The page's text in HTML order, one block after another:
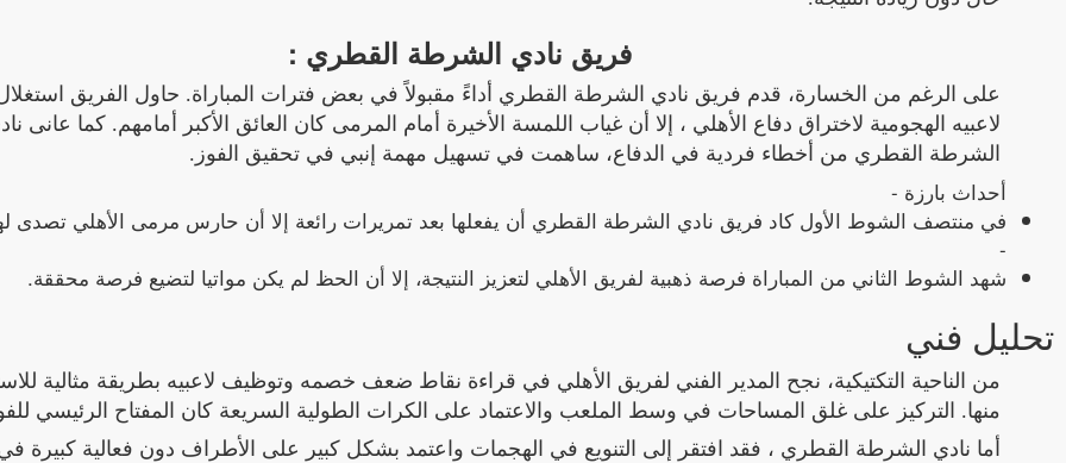
فريق نادي الشرطة القطري :
على الرغم من الخسارة، قدم فريق نادي الشرطة القطري أداءً مقبولاً في بعض فترات المباراة. حاول الفريق
لاعبيه الهجومية لاختراق دفاع الأهلي ، إلا أن غياب اللمسة الأخيرة أمام المرمى كان العائق الأكبر أمامهم. كما عانى
الشرطة القطري من أخطاء فردية في الدفاع، ساهمت في تسهيل مهمة إنبي في تحقيق الفوز.
أحداث بارزة -
في منتصف الشوط الأول كاد فريق نادي الشرطة القطري أن يفعلها بعد تمريرات رائعة إلا أن حارس مرمى الأهلي تصدى
-
شهد الشوط الثاني من المباراة فرصة ذهبية لفريق الأهلي لتعزيز النتيجة، إلا أن الحظ لم يكن مواتيا لتضيع فرصة محققة.
تحليل فني
من الناحية التكتيكية، نجح المدير الفني لفريق الأهلي في قراءة نقاط ضعف خصمه وتوظيف لاعبيه بطريقة مثالية
منها. التركيز على غلق المساحات في وسط الملعب والاعتماد على الكرات الطولية السريعة كان المفتاح الرئيسي
أما نادي الشرطة القطري ، فقد افتقر إلى التنويع في الهجمات واعتمد بشكل كبير على الأطراف دون فعالية كبيرة